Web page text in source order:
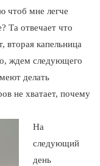
чтоб мне легче
Та отвечает что
вторая капельница
ждем следующего
делать
не хватает, почему
На
следующий
день